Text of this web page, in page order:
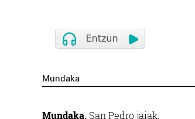
Mundaka
Mundaka.San Pedro jaiak: